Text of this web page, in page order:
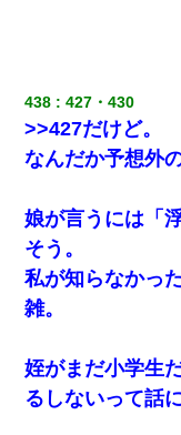
デパートの外商『私さ
していて…』私「！？
しくなり・・・
【悲報】姉と入浴中
ｗ
放置子が病院送りに
嫁を半身不随にしやが
22歳の頃、父に36歳
の親会社の経営者の
438 427・430
>>427だけど。
なんだか予想外
娘が言うには「
そう。
私が知らなかっ
雑。
姪がまだ小学生
るしないって話